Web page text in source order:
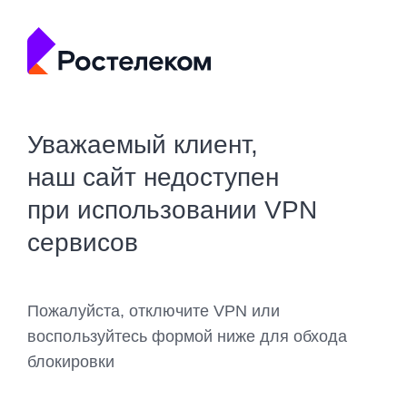
Уважаемый клиент,
наш сайт недоступен
при использовании VPN
сервисов
Пожалуйста, отключите VPN или
воспользуйтесь формой ниже для обхода
блокировки